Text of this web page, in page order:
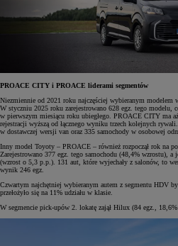
PROACE CITY i PROACE liderami segmentów
Niezmiennie od 2021 roku najczęściej wybieranym modelem
W styczniu 2025 roku zarejestrowano 628 egz. tego
w pierwszym miesiącu roku ubiegłego. PROACE CITY ma
rejestracji wyższą od łącznego wyniku trzech kolejnych
w dostawczej wersji van oraz 335 samochody w osobowej
Inny model Toyoty – PROACE – również rozpoczął rok na
Zarejestrowano 377 egz. tego samochodu (48,4% wzrostu), a
(wzrost o 5,3 p.p.). 131 aut, które wyjechały z salonów, to
wynik 246 egz.
Czwartym najchętniej wybieranym autem z segmentu HDV
przełożyło się na 11% udziału w klasie.
W segmencie pick-upów 2. lokatę zajął Hilux (84 egz., 18,6%